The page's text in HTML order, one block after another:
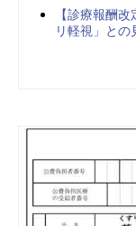
【診療報酬
リ軽視」と